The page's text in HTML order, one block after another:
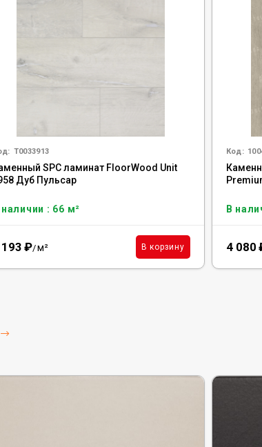
Т0033913
SPC ламинат FloorWood Unit
Дуб Пульсар
наличии : 66 м²
₽/м² В корзину
Код:
В
4 080